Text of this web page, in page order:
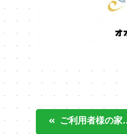
ご利用者様の家族と一緒に ‥オオツカ介護サービス